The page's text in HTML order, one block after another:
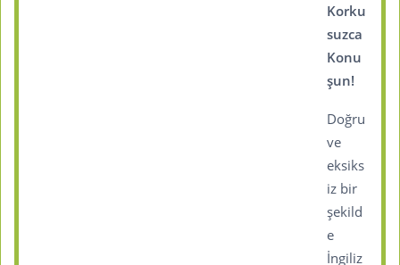
Korku
suzca
Konu
şun!
Doğru
ve
eksiks
iz bir
şekild
e
İngiliz